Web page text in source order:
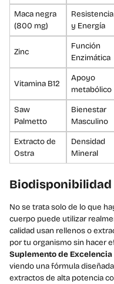
Maca negra
(800 mg)
Resistencia
y Energía
Zinc
Función
Enzimática
Vitamina B12
Apoyo
metabólico
Saw
Palmetto
Bienestar
Masculino
Extracto de
Ostra
Densidad
Mineral
Biodisponibilidad
No se trata solo de lo que
cuerpo puede utilizar
calidad usan rellenos o
por tu organismo sin hacer
Suplemento de
viendo una fórmula
extractos de alta potencia